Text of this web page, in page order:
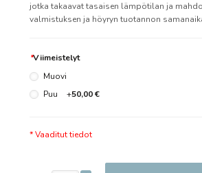
jotka takaavat tasaisen lämpötilan ja
valmistuksen ja höyryn tuotannon
*Viimeistelyt
Muovi
Puu
+50,00 €
* Vaaditut tiedot